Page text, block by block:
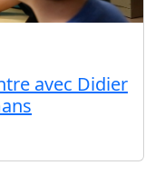
avec Didier